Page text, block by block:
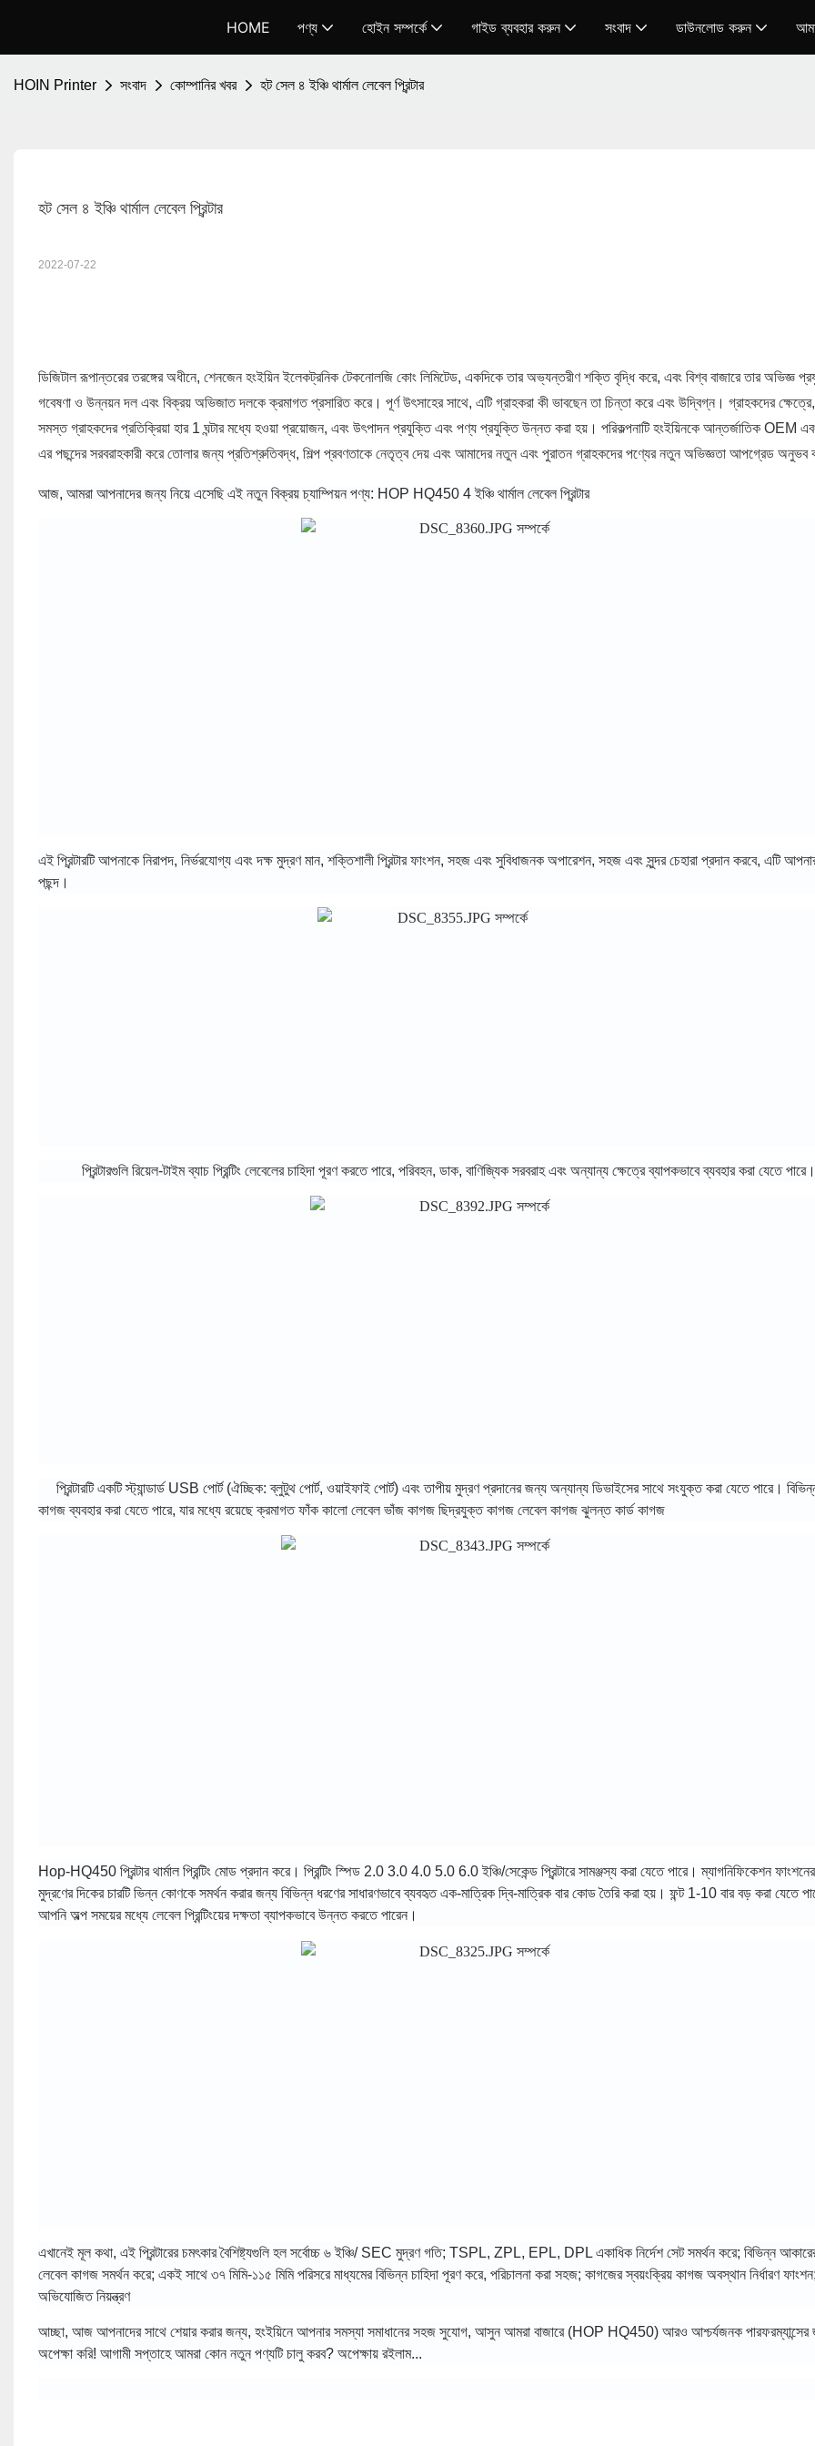
HOME পণ্য হোইন সম্পর্কে গাইড ব্যবহার করুন সংবাদ ডাউনলোড করুন
HOIN Printer সংবাদ কোম্পানির খবর হট সেল ৪ ইঞ্চি থার্মাল লেবেল প্রিন্টার
হট সেল ৪ ইঞ্চি থার্মাল লেবেল প্রিন্টার
2022-07-22
原文
ডিজিটাল রূপান্তরের তরঙ্গের অধীনে, শেনজেন হংইয়িন ইলেকট্রনিক টেকনোলজি কোং লিমিটেড, একদিকে তার অভ্যন্তরীণ শক্তি বৃদ্ধি করে, এবং বিশ্ব বাজারে তার অভিজ্ঞ
গবেষণা ও উন্নয়ন দল এবং বিক্রয় অভিজাত দলকে ক্রমাগত প্রসারিত করে। পূর্ণ উৎসাহের সাথে, এটি গ্রাহকরা কী ভাবছেন তা চিন্তা করে এবং উদ্বিগ্ন। গ্রাহকদের ক্ষেত্রে,
সমস্ত গ্রাহকদের প্রতিক্রিয়া হার 1 ঘন্টার মধ্যে হওয়া প্রয়োজন, এবং উৎপাদন প্রযুক্তি এবং পণ্য প্রযুক্তি উন্নত করা হয়। পরিকল্পনাটি হংইয়িনকে আন্তর্জাতিক OEM
এর পছন্দের সরবরাহকারী করে তোলার জন্য প্রতিশ্রুতিবদ্ধ, শিল্প প্রবণতাকে নেতৃত্ব দেয় এবং আমাদের নতুন এবং পুরাতন গ্রাহকদের পণ্যের নতুন অভিজ্ঞতা আপগ্রেড অনুভব
翻译结果
আজ, আমরা আপনাদের জন্য নিয়ে এসেছি এই নতুন বিক্রয় চ্যাম্পিয়ন পণ্য: HOP HQ450 4 ইঞ্চি থার্মাল লেবেল প্রিন্টার
এই প্রিন্টারটি আপনাকে নিরাপদ, নির্ভরযোগ্য এবং দক্ষ মুদ্রণ মান, শক্তিশালী প্রিন্টার ফাংশন, সহজ এবং সুবিধাজনক অপারেশন, সহজ এবং সুন্দর চেহারা প্রদান করবে, এটি
পছন্দ।
প্রিন্টারগুলি রিয়েল-টাইম ব্যাচ প্রিন্টিং লেবেলের চাহিদা পূরণ করতে পারে, পরিবহন, ডাক, বাণিজ্যিক সরবরাহ এবং অন্যান্য ক্ষেত্রে ব্যাপকভাবে ব্যবহার করা যেতে পারে।
প্রিন্টারটি একটি স্ট্যান্ডার্ড USB পোর্ট (ঐচ্ছিক: ব্লুটুথ পোর্ট, ওয়াইফাই পোর্ট) এবং তাপীয় মুদ্রণ প্রদানের জন্য অন্যান্য ডিভাইসের সাথে সংযুক্ত করা যেতে পারে।
কাগজ ব্যবহার করা যেতে পারে, যার মধ্যে রয়েছে ক্রমাগত ফাঁক কালো লেবেল ভাঁজ কাগজ ছিদ্রযুক্ত কাগজ লেবেল কাগজ ঝুলন্ত কার্ড কাগজ
Hop-HQ450 প্রিন্টার থার্মাল প্রিন্টিং মোড প্রদান করে। প্রিন্টিং স্পিড 2.0 3.0 4.0 5.0 6.0 ইঞ্চি/সেকেন্ড প্রিন্টারে সামঞ্জস্য করা যেতে পারে। ম্যাগনিফিকেশন
মুদ্রণের দিকের চারটি ভিন্ন কোণকে সমর্থন করার জন্য বিভিন্ন ধরণের সাধারণভাবে ব্যবহৃত এক-মাত্রিক দ্বি-মাত্রিক বার কোড তৈরি করা হয়। ফন্ট 1-10 বার বড় করা যেতে
আপনি অল্প সময়ের মধ্যে লেবেল প্রিন্টিংয়ের দক্ষতা ব্যাপকভাবে উন্নত করতে পারেন।
এখানেই মূল কথা, এই প্রিন্টারের চমৎকার বৈশিষ্ট্যগুলি হল সর্বোচ্চ ৬ ইঞ্চি/ SEC মুদ্রণ গতি; TSPL, ZPL, EPL, DPL একাধিক নির্দেশ সেট সমর্থন করে; বিভিন্ন
লেবেল কাগজ সমর্থন করে; একই সাথে ৩৭ মিমি-১১৫ মিমি পরিসরে মাধ্যমের বিভিন্ন চাহিদা পূরণ করে, পরিচালনা করা সহজ; কাগজের স্বয়ংক্রিয় কাগজ অবস্থান নির্ধারণ
অভিযোজিত নিয়ন্ত্রণ
আচ্ছা, আজ আপনাদের সাথে শেয়ার করার জন্য, হংইয়িনে আপনার সমস্যা সমাধানের সহজ সুযোগ, আসুন আমরা বাজারে (HOP HQ450) আরও আশ্চর্যজনক পারফরম্যান্সের
অপেক্ষা করি! আগামী সপ্তাহে আমরা কোন নতুন পণ্যটি চালু করব? অপেক্ষায় রইলাম...